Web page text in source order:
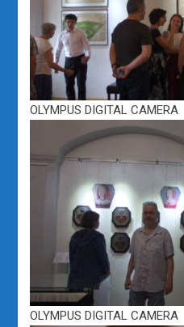
OLYMPUS DIGITAL CAMERA
OLYMPUS DIGITAL CAMERA